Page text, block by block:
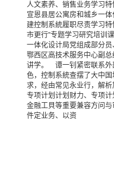
人文素养、销售业务学习
宣恩县居公寓房和城乡一
建控制系統履职尽责学习
市更行”专题学习研究培训
一体化设计局党组成部分
鄂西区高技术服务中心副
讲学。 谭一钊紧密联系外
色，控制系統查摆了大中
求，经由常见永业行，解析
专项计划计划财力、专项
金融工貝等重要兼容方问
件定业务、以资